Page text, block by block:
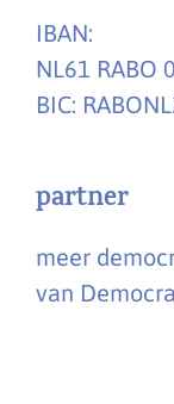
IBAN:
NL61 RABO
BIC:
partner
meer
van